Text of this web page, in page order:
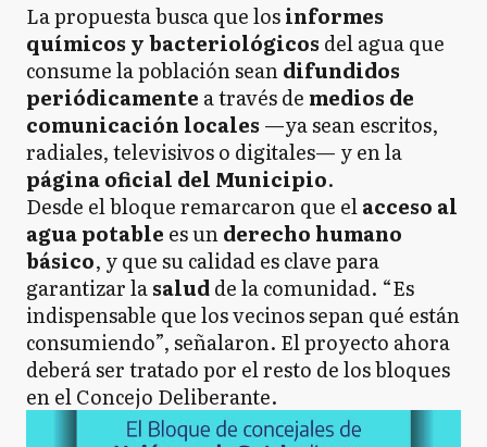
La propuesta busca que losinformes
químicos y bacteriológicos del agua que
consume la población seandifundidos
periódicamente a través de medios de
comunicación locales —ya sean escritos,
radiales, televisivos o digitales— y en la
página oficial del Municipio.
Desde el bloque remarcaron que elacceso al
agua potable es underecho humano
básico, y que su calidad es clave para
garantizar lasaludde la comunidad. “Es
indispensable que los vecinos sepan qué están
consumiendo”, señalaron. El proyecto ahora
deberá ser tratado por el resto de los bloques
en el Concejo Deliberante.